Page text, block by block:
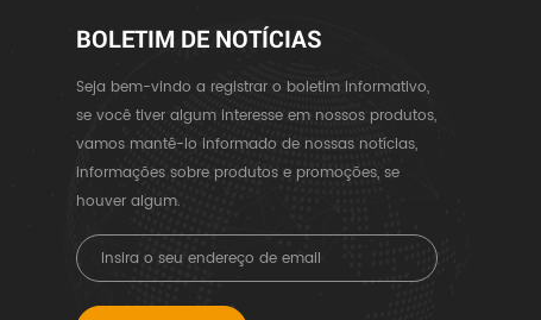
BOLETIM DE NOTÍCIAS
Seja bem-vindo a registrar o boletim informativo,
se você tiver algum interesse em nossos produtos,
vamos mantê-lo informado de nossas notícias,
informações sobre produtos e promoções, se
houver algum.